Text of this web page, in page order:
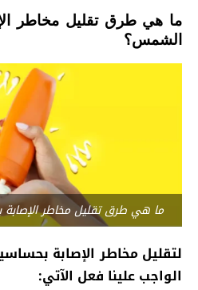
ما هي طرق تقليل مخاطر
الشمس؟
ما هي طرق تقليل مخاطر
لتقليل مخاطر الإصابة
الواجب علينا فعل الآتي: